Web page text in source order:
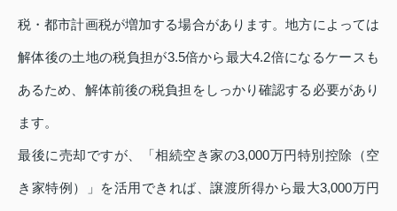
税・都市計画税が増加する場合があります。地方によっては
解体後の土地の税負担が3.5倍から最大4.2倍になるケースも
あるため、解体前後の税負担をしっかり確認する必要があり
ます。
最後に売却ですが、「相続空き家の3,000万円特別控除（空
き家特例）」を活用できれば、譲渡所得から最大3,000万円